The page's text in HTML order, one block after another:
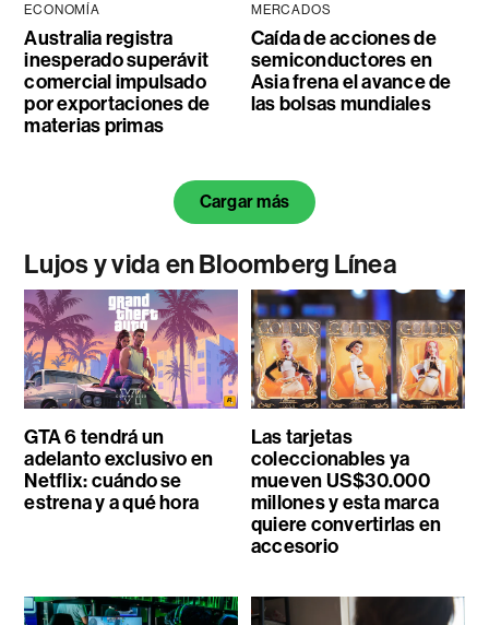
ECONOMÍA
Australia registra
inesperado superávit
comercial impulsado
por exportaciones de
materias primas
MERCADOS
Caída de acciones de
semiconductores en
Asia frena el avance de
las bolsas mundiales
Cargar más
Lujos y vida en Bloomberg Línea
GTA 6 tendrá un
adelanto exclusivo en
Netflix: cuándo se
estrena y a qué hora
Las tarjetas
coleccionables ya
mueven US$30.000
millones y esta marca
quiere convertirlas en
accesorio